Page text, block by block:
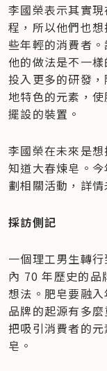
李國榮表示其實
程，所以他們也
些年輕的消費者
他的做法是不一
投入更多的研發
地特色的元素，
擺設的裝置。
李國榮在未來是
知道大春煉皂。
劃相關活動，詳
採訪側記
一個理工男生轉
內 70 年歷史的品
想法。肥皂要融
品牌的起源有多
把吸引消費者的
皂。